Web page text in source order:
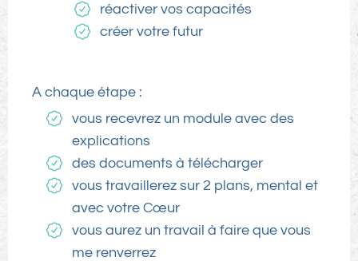
réactiver vos capacités
créer votre futur
A chaque étape :
vous recevrez un module avec des
explications
des documents à télécharger
vous travaillerez sur 2 plans, mental et
avec votre Cœur
vous aurez un travail à faire que vous
me renverrez